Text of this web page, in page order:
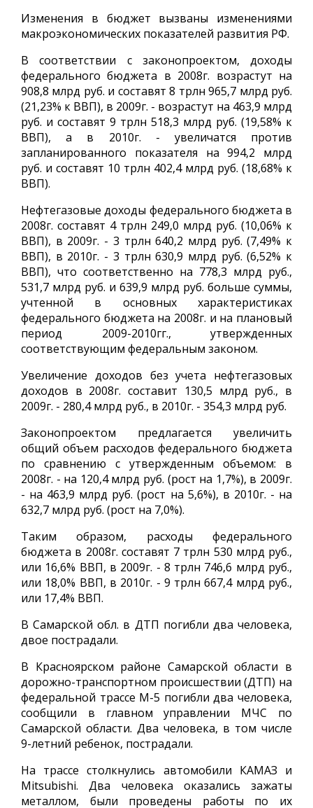
Изменения в бюджет вызваны изменениями
макроэкономических показателей развития РФ.
В соответствии с законопроектом, доходы
федерального бюджета в 2008г. возрастут на
908,8 млрд руб. и составят 8 трлн 965,7 млрд руб.
(21,23% к ВВП), в 2009г. - возрастут на 463,9 млрд
руб. и составят 9 трлн 518,3 млрд руб. (19,58% к
ВВП), а в 2010г. - увеличатся против
запланированного показателя на 994,2 млрд
руб. и составят 10 трлн 402,4 млрд руб. (18,68% к
ВВП).
Нефтегазовые доходы федерального бюджета в
2008г. составят 4 трлн 249,0 млрд руб. (10,06% к
ВВП), в 2009г. - 3 трлн 640,2 млрд руб. (7,49% к
ВВП), в 2010г. - 3 трлн 630,9 млрд руб. (6,52% к
ВВП), что соответственно на 778,3 млрд руб.,
531,7 млрд руб. и 639,9 млрд руб. больше суммы,
учтенной в основных характеристиках
федерального бюджета на 2008г. и на плановый
период 2009-2010гг., утвержденных
соответствующим федеральным законом.
Увеличение доходов без учета нефтегазовых
доходов в 2008г. составит 130,5 млрд руб., в
2009г. - 280,4 млрд руб., в 2010г. - 354,3 млрд руб.
Законопроектом предлагается увеличить
общий объем расходов федерального бюджета
по сравнению с утвержденным объемом: в
2008г. - на 120,4 млрд руб. (рост на 1,7%), в 2009г.
- на 463,9 млрд руб. (рост на 5,6%), в 2010г. - на
632,7 млрд руб. (рост на 7,0%).
Таким образом, расходы федерального
бюджета в 2008г. составят 7 трлн 530 млрд руб.,
или 16,6% ВВП, в 2009г. - 8 трлн 746,6 млрд руб.,
или 18,0% ВВП, в 2010г. - 9 трлн 667,4 млрд руб.,
или 17,4% ВВП.
В Самарской обл. в ДТП погибли два человека,
двое пострадали.
В Красноярском районе Самарской области в
дорожно-транспортном происшествии (ДТП) на
федеральной трассе М-5 погибли два человека,
сообщили в главном управлении МЧС по
Самарской области. Два человека, в том числе
9-летний ребенок, пострадали.
На трассе столкнулись автомобили КАМАЗ и
Mitsubishi. Два человека оказались зажаты
металлом, были проведены работы по их